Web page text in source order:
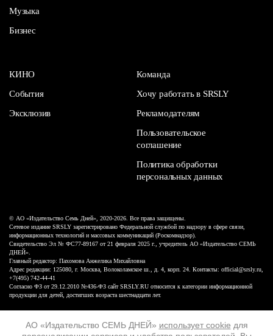
АО «Издательство СЕМЬ ДНЕЙ» использует cookie для
Музыка
Бизнес
КИНО
События
Эксклюзив
Команда
Хочу работать в SRSLY
Рекламодателям
Пользовательское
соглашение
Политика обработки
персональных данных
© АО «Издательство Семь Дней», 2020-2026. Все права защищены.
Сетевое издание SRSLY зарегистрировано Федеральной службой по надзору в сфере связи,
информационных технологий и массовых коммуникаций (Роскомнадзор).
Свидетельство Эл № ФС77-89167 от 21 февраля 2025 г., учредитель АО «Издательство СЕМЬ
ДНЕЙ».
Главный редактор: Пахомова Анжелика Михайловна
Адрес редакции: 125080, г. Москва, Волоколамское ш., д. 4, корп. 24. Контакты: official@srsly.ru,
+7(495) 742-44-41
Согласно ФЗ от 29.12.2010 №436-ФЗ сайт SRSLY.RU относится к категории информационной
продукции для детей, достигших возраста шестнадцати лет.